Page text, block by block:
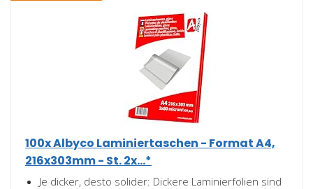
100x Albyco Laminiertaschen - Format A4,
216x303mm - St. 2x...*
Je dicker, desto solider: Dickere Laminierfolien sind